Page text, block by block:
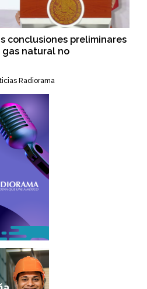
conclusiones preliminares
natural no
Radiorama